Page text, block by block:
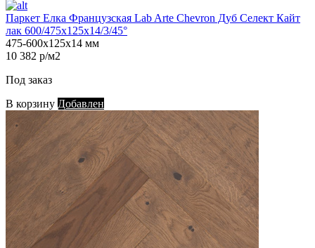
Паркет Елка Французская Lab Arte Chevron Дуб Селект Кайт
лак 600/475х125х14/3/45°
475-600х125х14 мм
10 382 р/м2
Под заказ
В корзину Добавлен